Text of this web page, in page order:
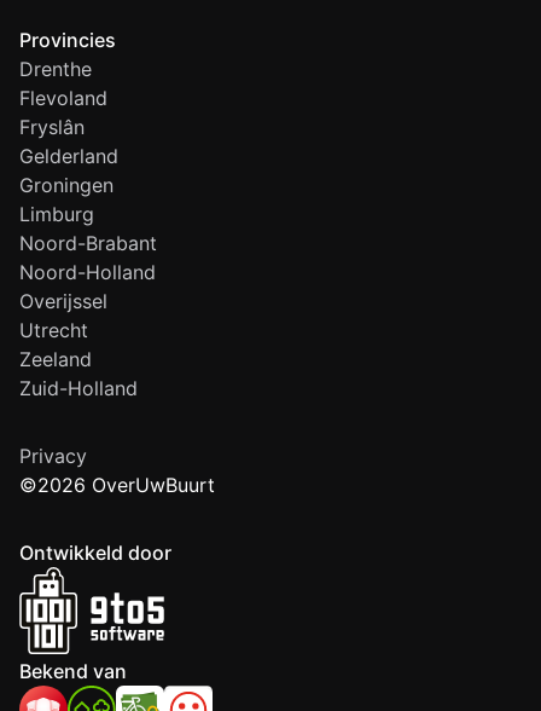
Provincies
Drenthe
Flevoland
Fryslân
Gelderland
Groningen
Limburg
Noord-Brabant
Noord-Holland
Overijssel
Utrecht
Zeeland
Zuid-Holland
Privacy
©2026 OverUwBuurt
Ontwikkeld door
Bekend van